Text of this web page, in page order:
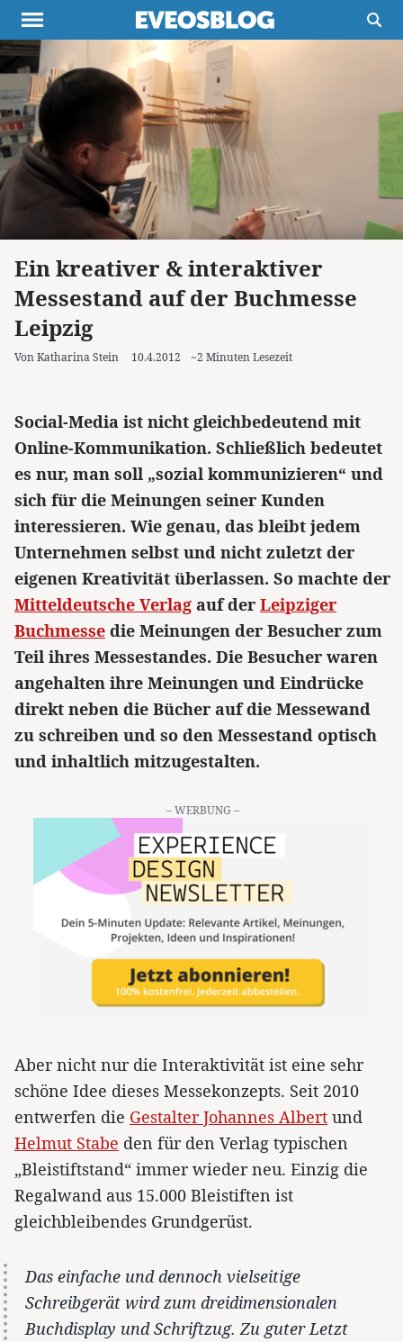
Themen Projekte
Inspiration
Destinationen
Über uns
Buchtipps
Newsletter
Ein kreativer & interaktiver
Messestand auf der Buchmesse
Leipzig
Von Katharina Stein 10.4.2012 ~2 Minuten Lesezeit
Social-Media ist nicht gleichbedeutend mit
Online-Kommunikation. Schließlich bedeutet
es nur, man soll „sozial kommunizieren“ und
sich für die Meinungen seiner Kunden
interessieren. Wie genau, das bleibt jedem
Unternehmen selbst und nicht zuletzt der
eigenen Kreativität überlassen. So machte der
Mitteldeutsche Verlag auf der Leipziger
Buchmesse die Meinungen der Besucher zum
Teil ihres Messestandes. Die Besucher waren
angehalten ihre Meinungen und Eindrücke
direkt neben die Bücher auf die Messewand
zu schreiben und so den Messestand optisch
und inhaltlich mitzugestalten.
– WERBUNG –
Aber nicht nur die Interaktivität ist eine sehr
schöne Idee dieses Messekonzepts. Seit 2010
entwerfen die Gestalter Johannes Albert und
Helmut Stabe den für den Verlag typischen
„Bleistiftstand“ immer wieder neu. Einzig die
Regalwand aus 15.000 Bleistiften ist
gleichbleibendes Grundgerüst.
Das einfache und dennoch vielseitige
Schreibgerät wird zum dreidimensionalen
Buchdisplay und Schriftzug. Zu guter Letzt